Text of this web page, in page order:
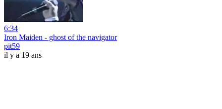
6:34
Iron Maiden - ghost of the navigator
pit59
il y a 19 ans